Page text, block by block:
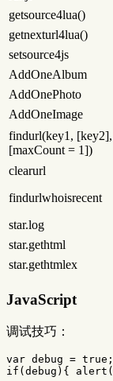
getsource4lua()
getnexturl4lua()
setsource4js
AddOneAlbum
AddOnePhoto
AddOneImage
findurl(key1, [key2],
[maxCount = 1])
clearurl
findurlwhoisrecent
star.log
star.gethtml
star.gethtmlex
JavaScript
调试技巧：
var debug = true ;
if (debug ){ alert (